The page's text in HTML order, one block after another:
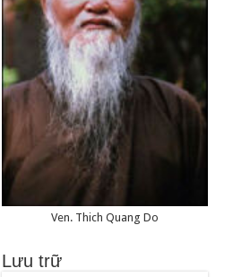
Ven. Thich Quang Do
Lưu trữ